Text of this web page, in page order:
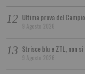
Ultima prova del
9 Agosto 2026
Strisce blu e ZTL, non
9 Agosto 2026